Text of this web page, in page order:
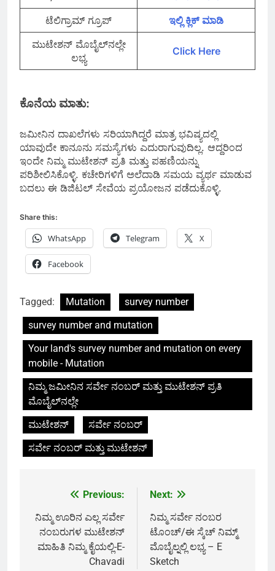
ಟೆಲಿಗ್ರಾಮ್ ಗ್ರೂಪ್
ಇಲ್ಲಿ ಕ್ಲಿಕ್‌ ಮಾಡಿ
ಮುಟೇಶನ್ ಮೊಬೈಲ್‌ನಲ್ಲೇ
ಲಭ್ಯ
Click Here
ಕೊನೆಯ ಮಾತು:
ಜಮೀನಿನ ದಾಖಲೆಗಳು ಸರಿಯಾಗಿದ್ದರೆ ಮಾತ್ರ ಭವಿಷ್ಯದಲ್ಲಿ
ಯಾವುದೇ ಕಾನೂನು ಸಮಸ್ಯೆಗಳು ಎದುರಾಗುವುದಿಲ್ಲ. ಆದ್ದರಿಂದ
ಇಂದೇ ನಿಮ್ಮ ಮುಟೇಶನ್ ಪ್ರತಿ ಮತ್ತು ಪಹಣಿಯನ್ನು
ಪರಿಶೀಲಿಸಿಕೊಳ್ಳಿ. ಕಚೇರಿಗಳಿಗೆ ಅಲೆದಾಡಿ ಸಮಯ ವ್ಯರ್ಥ ಮಾಡುವ
ಬದಲು ಈ ಡಿಜಿಟಲ್ ಸೇವೆಯ ಪ್ರಯೋಜನ ಪಡೆದುಕೊಳ್ಳಿ.
Share this:
WhatsApp Telegram X
Facebook
Tagged: Mutation
survey number
survey number and mutation
Your land's survey number and mutation on every
mobile - Mutation
ನಿಮ್ಮ ಜಮೀನಿನ ಸರ್ವೇ ನಂಬರ್ ಮತ್ತು ಮುಟೇಶನ್ ಪ್ರತಿ
ಮೊಬೈಲ್‌ನಲ್ಲೇ
ಮುಟೇಶನ್
ಸರ್ವೇ ನಂಬರ್
ಸರ್ವೇ ನಂಬರ್ ಮತ್ತು ಮುಟೇಶನ್
navigation
Previous:
ನಿಮ್ಮ ಊರಿನ ಎಲ್ಲ ಸರ್ವೇ
ನಂಬರುಗಳ ಮುಟೇಶನ್
ಮಾಹಿತಿ ನಿಮ್ಮ ಕೈಯಲ್ಲಿ-E-
Chavadi
Next:
ನಿಮ್ಮ ಸರ್ವೇ ನಂಬರ
ಟೊಂಚ್/ಈ ಸ್ಕೆಚ್ ನಿಮ್ಮ್
ಮೊಬೈಲ್ನಲ್ಲಿ ಲಭ್ಯ – E
Sketch